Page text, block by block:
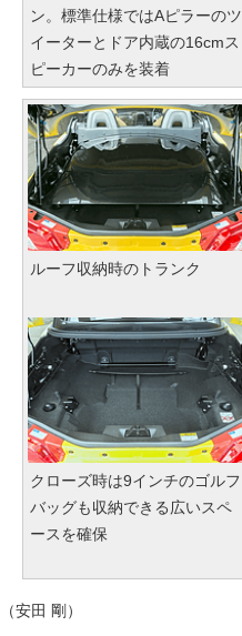
ン。標準仕様ではAピラーのツ
イーターとドア内蔵の16cmス
ピーカーのみを装着
ルーフ収納時のトランク
クローズ時は9インチのゴルフ
バッグも収納できる広いスペ
ースを確保
（安田 剛）